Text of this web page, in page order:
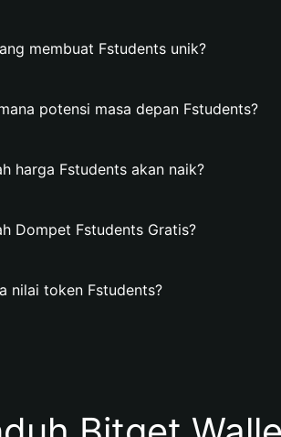
membuat Fstudents unik?
potensi masa depan Fstudents?
harga Fstudents akan naik?
Dompet Fstudents Gratis?
nilai token Fstudents?